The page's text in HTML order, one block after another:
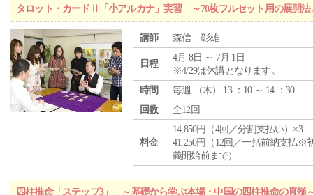
タロット・カードⅡ「小アルカナ」実習 ～78枚フルセット用の展開法
講師 森信 彰雄
日程
4月 8日 ～ 7月 1日
※4/29は休講となります。
時間
毎週 （木） 13 ：10 ～ 14 ：30
回数
全12回
料金
14,850円（4回／分割支払い）×3
41,250円（12回／一括前納支払※
義開始前まで）
四柱推命「ステップ3」 ～基礎から学ぶ本場・中国の四柱推命の真髄